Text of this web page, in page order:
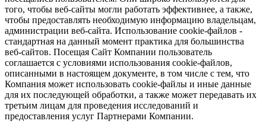
того, чтобы веб-сайты могли работать эффективнее, а также,
чтобы предоставлять необходимую информацию владельцам,
администрации веб-сайта. Использование cookie-файлов -
стандартная на данный момент практика для большинства
веб-сайтов. Посещая Сайт Компании пользователь
соглашается с условиями использования cookie-файлов,
описанными в настоящем документе, в том числе с тем, что
Компания может использовать cookie-файлы и иные данные
для их последующей обработки, а также может передавать их
третьим лицам для проведения исследований и
предоставления услуг Партнерами Компании.